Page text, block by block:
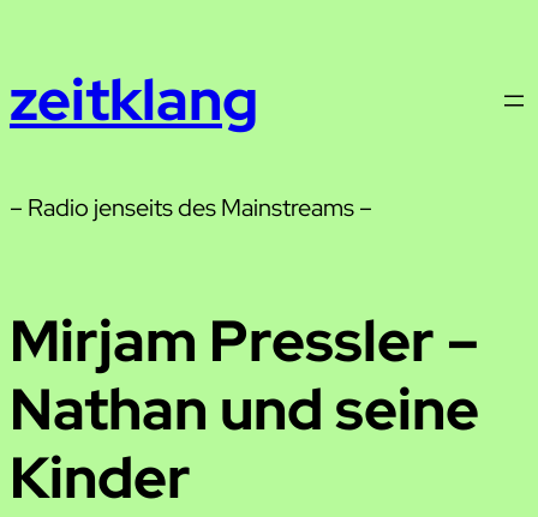
springen
zeitklang
– Radio jenseits des Mainstreams –
Mirjam Pressler –
Nathan und seine
Kinder